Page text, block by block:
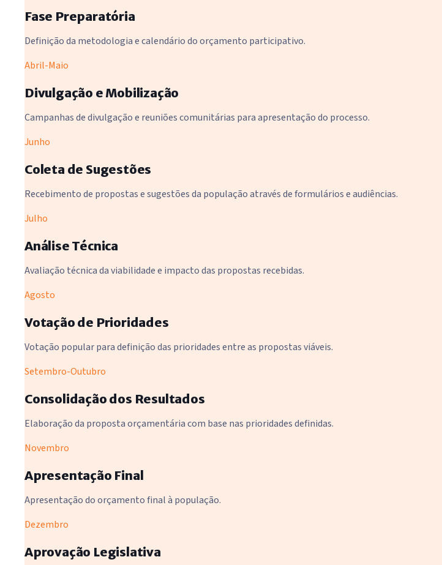
Fase Preparatória
Definição da metodologia e calendário do orçamento participativo.
Abril-Maio
Divulgação e Mobilização
Campanhas de divulgação e reuniões comunitárias para apresentação do processo.
Junho
Coleta de Sugestões
Recebimento de propostas e sugestões da população através de formulários e audiências.
Julho
Análise Técnica
Avaliação técnica da viabilidade e impacto das propostas recebidas.
Agosto
Votação de Prioridades
Votação popular para definição das prioridades entre as propostas viáveis.
Setembro-Outubro
Consolidação dos Resultados
Elaboração da proposta orçamentária com base nas prioridades definidas.
Novembro
Apresentação Final
Apresentação do orçamento final à população.
Dezembro
Aprovação Legislativa